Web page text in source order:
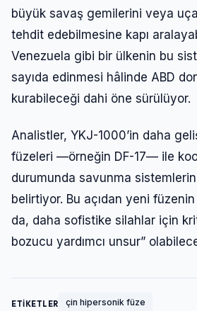
büyük savaş gemilerini veya
tehdit edebilmesine kapı
Venezuela gibi bir ülkenin bu
sayıda edinmesi hâlinde ABD
kurabileceği dahi öne sürülüyor.
Analistler, YKJ-1000’in daha
füzeleri —örneğin DF-17— ile
durumunda savunma
belirtiyor. Bu açıdan yeni
da, daha sofistike silahlar için
bozucu yardımcı unsur”
ETİKETLER çin hipersonik füze